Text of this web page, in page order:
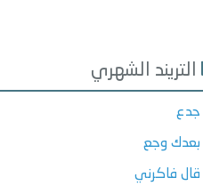
التريند الشهري
جدع
بعدك وجع
قال فاكرني